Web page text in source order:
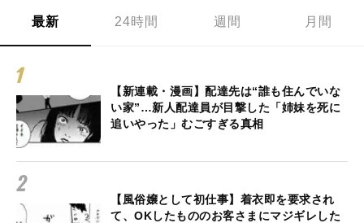
最新 24時間 週間 月間
【新連載・漫画】配達先は“誰も住んでいな
い家”…新人配達員が目撃した「姉妹を死に
追いやった」むごすぎる真相
【風俗嬢として初仕事】着衣即を要求され
て、OKしたもののお客さまにマジギレした